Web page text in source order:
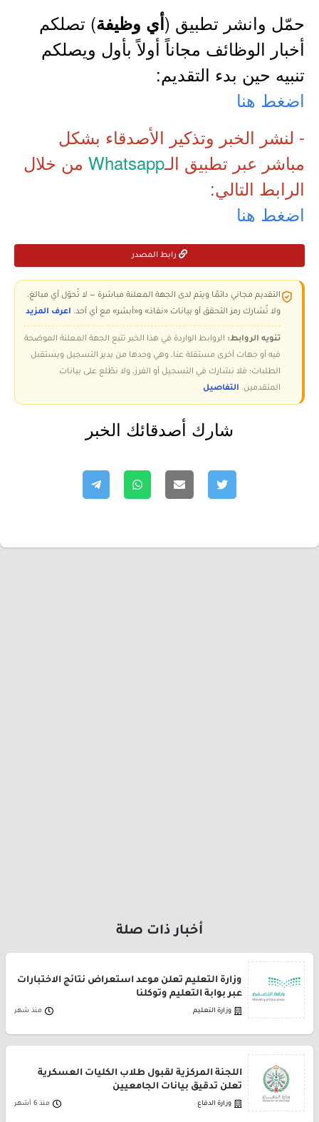
حمّل وانشر تطبيق (أي وظيفة) تصلكم
أخبار الوظائف مجاناً أولاً بأول ويصلكم
تنبيه حين بدء التقديم:
اضغط هنا
- لنشر الخبر وتذكير الأصدقاء بشكل
مباشر عبر تطبيق الـWhatsapp من خلال
الرابط التالي:
اضغط هنا
رابط المصدر
التقديم مجاني دائمًا ويتم لدى الجهة المعلنة مباشرة — لا تُحوّل أي مبالغ،
ولا تُشارك رمز التحقق أو بيانات «نفاذ» و«أبشر» مع أي أحد. اعرف المزيد
تنويه الروابط: الروابط الواردة في هذا الخبر تتبع الجهة المعلنة الموضحة
فيه أو جهات أخرى مستقلة عنا، وهي وحدها من يدير التسجيل ويستقبل
الطلبات؛ فلا نشارك في التسجيل أو الفرز، ولا نطّلع على بيانات
المتقدمين. التفاصيل
شارك أصدقائك الخبر
أخبار ذات صلة
وزارة التعليم تعلن موعد استعراض نتائج الاختبارات
عبر بوابة التعليم وتوكلنا
وزارة التعليم منذ شهر
اللجنة المركزية لقبول طلاب الكليات العسكرية
تعلن تدقيق بيانات الجامعيين
وزارة الدفاع منذ 6 أشهر